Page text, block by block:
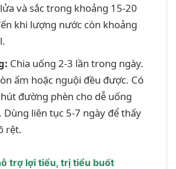
và sắc trong khoảng 15-20
khi lượng nước còn khoảng
Chia uống 2-3 lần trong ngày.
ấm hoặc nguội đều được. Có
đường phèn cho dễ uống
Dùng liên tục 5-7 ngày để thấy
rệt.
trợ lợi tiểu, trị tiểu buốt